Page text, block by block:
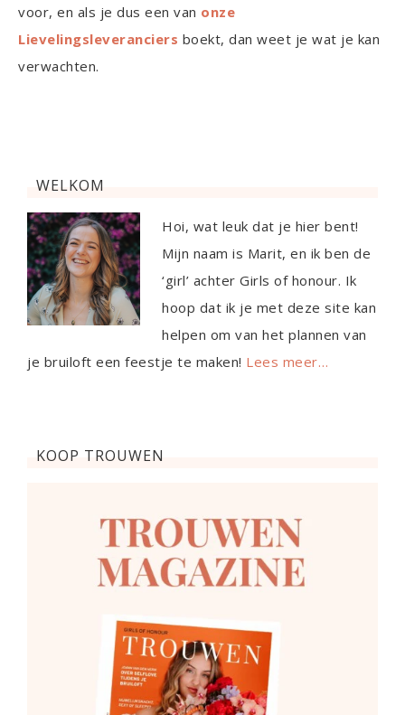
voor, en als je dus een van onze
Lievelingsleveranciers boekt, dan weet je wat je kan
verwachten.
WELKOM
Hoi, wat leuk dat je hier bent!
Mijn naam is Marit, en ik ben de
‘girl’ achter Girls of honour. Ik
hoop dat ik je met deze site kan
helpen om van het plannen van
je bruiloft een feestje te maken! Lees meer…
KOOP TROUWEN